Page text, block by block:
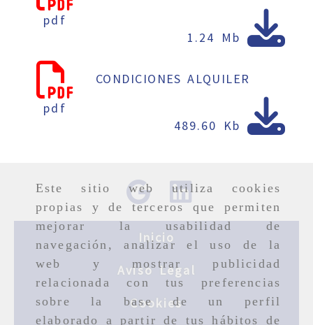
Este sitio web utiliza cookies
propias y de terceros que permiten
mejorar la usabilidad de
navegación, analizar el uso de la
web y mostrar publicidad
relacionada con tus preferencias
sobre la base de un perfil
elaborado a partir de tus hábitos de
pdf
1.24 Mb
pdf
CONDICIONES ALQUILER
489.60 Kb
Inicio
Aviso Legal
Cookies